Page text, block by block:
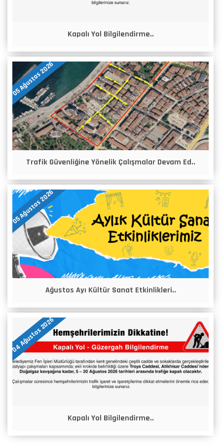
Kapalı Yol Bilgilendirme..
05 Ağustos 2026
Trafik Güvenliğine Yönelik Çalışmalar Devam Ed..
05 Ağustos 2026
Ağustos Ayı Kültür Sanat Etkinlikleri..
04 Ağustos 2026
Kapalı Yol Bilgilendirme..